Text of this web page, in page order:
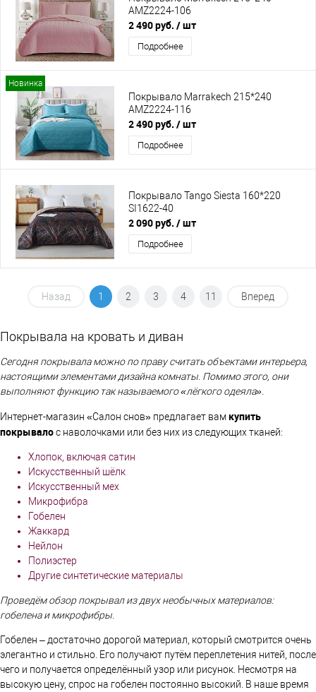
AMZ2224-106
2 490 руб. / шт
Подробнее
Новинка
Покрывало Marrakech 215*240
AMZ2224-116
2 490 руб. / шт
Подробнее
Покрывало Tango Siesta 160*220
SI1622-40
2 090 руб. / шт
Подробнее
Назад 1 2 3 4 11 Вперед
Покрывала на кровать и диван
Сегодня покрывала можно по праву считать объектами интерьера,
настоящими элементами дизайна комнаты. Помимо этого, они
выполняют функцию так называемого «лёгкого одеяла».
Интернет-магазин «Салон снов» предлагает вамкупить
покрывалос наволочками или без них из следующих тканей:
Хлопок, включая сатин
Искусственный шёлк
Искусственный мех
Микрофибра
Гобелен
Жаккард
Нейлон
Полиэстер
Другие синтетические материалы
Проведём обзор покрывал из двух необычных материалов:
гобелена и микрофибры.
Гобелен – достаточно дорогой материал, который смотрится очень
элегантно и стильно. Его получают путём переплетения нитей, после
чего и получается определённый узор или рисунок. Несмотря на
высокую цену, спрос на гобелен постоянно высокий. В наше время